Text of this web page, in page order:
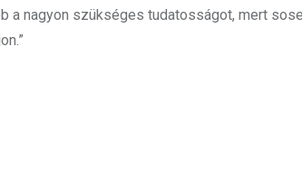
a nagyon szükséges tudatosságot, mert